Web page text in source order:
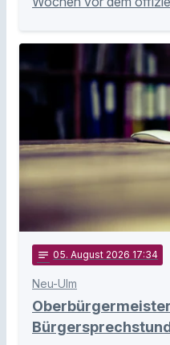
notes 05. August 2026 17:34
Neu-Ulm